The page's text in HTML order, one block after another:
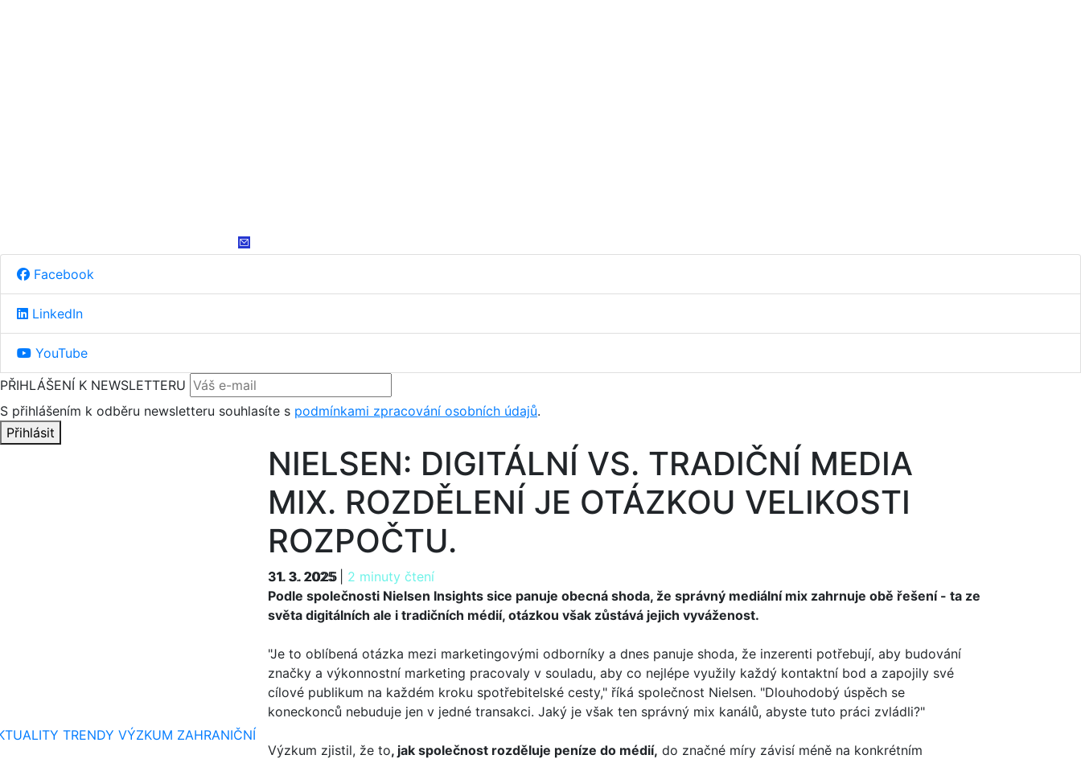
Facebook
LinkedIn
YouTube
PŘIHLÁŠENÍ K NEWSLETTERU
S přihlášením k odběru newsletteru souhlasíte s podmínkami zpracování osobních údajů.
Přihlásit
TRENDY VÝZKUM ZAHRANIČNÍ
NIELSEN: DIGITÁLNÍ VS. TRADIČNÍ MEDIA
MIX. ROZDĚLENÍ JE OTÁZKOU VELIKOSTI
ROZPOČTU.
31. 3. 2025 2 minuty čtení
31. 3. 2025
Podle společnosti Nielsen Insights sice panuje obecná shoda, že správný mediální mix zahrnuje obě řešení - ta ze
světa digitálních ale i tradičních médií, otázkou však zůstává jejich vyváženost.
"Je to oblíbená otázka mezi marketingovými odborníky a dnes panuje shoda, že inzerenti potřebují, aby budování
značky a výkonnostní marketing pracovaly v souladu, aby co nejlépe využily každý kontaktní bod a zapojily své
cílové publikum na každém kroku spotřebitelské cesty," říká společnost Nielsen. "Dlouhodobý úspěch se
koneckonců nebuduje jen v jedné transakci. Jaký je však ten správný mix kanálů, abyste tuto práci zvládli?"
Výzkum zjistil, že to, jak společnost rozděluje peníze do médií, do značné míry závisí méně na konkrétním